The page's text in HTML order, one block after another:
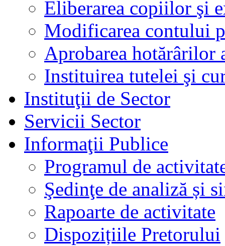
Eliberarea copiilor şi
Modificarea contului
Aprobarea hotărârilor
Instituirea tutelei şi
Instituţii de Sector
Servicii Sector
Informaţii Publice
Programul de
Şedinţe de analiză și
Rapoarte de activitate
Dispozițiile Pretorului